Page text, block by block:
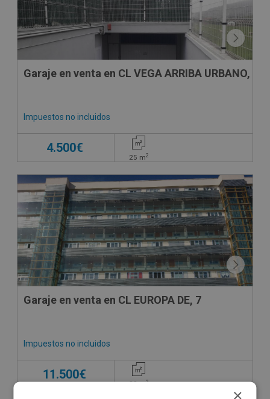
Garaje en venta en CL VEGA ARRIBA URBANO, 21
Impuestos no incluidos
4.500€
25 m2
Garaje en venta en CL EUROPA DE, 7
Impuestos no incluidos
11.500€
30m2
×